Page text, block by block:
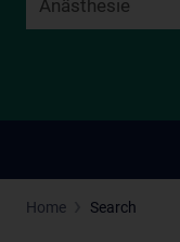
Home Search